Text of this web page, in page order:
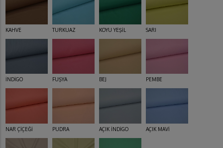
KAHVE TURKUAZ KOYU YEŞİL SARI
İNDİGO FUŞYA BEJ PEMBE
NAR ÇİÇEĞİ PUDRA AÇIK İNDİGO AÇIK MAVİ